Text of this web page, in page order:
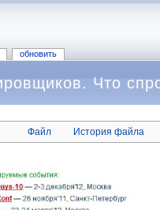
обновить
Что
Файл История файла